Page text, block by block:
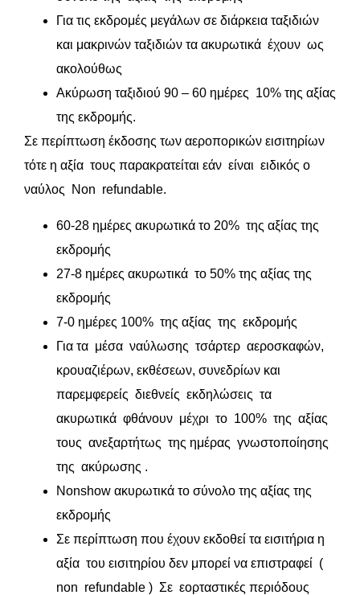
Για τις εκδρομές μεγάλων σε διάρκεια ταξιδιών
και μακρινών ταξιδιών τα ακυρωτικά έχουν ως
ακολούθως
Ακύρωση ταξιδιού 90 – 60 ημέρες 10% της αξίας
της εκδρομής.
Σε περίπτωση έκδοσης των αεροπορικών εισιτηρίων
τότε η αξία τους παρακρατείται εάν είναι ειδικός ο
ναύλος Non refundable.
60-28 ημέρες ακυρωτικά το 20% της αξίας της
εκδρομής
27-8 ημέρες ακυρωτικά το 50% της αξίας της
εκδρομής
7-0 ημέρες 100% της αξίας της εκδρομής
Για τα μέσα ναύλωσης τσάρτερ αεροσκαφών,
κρουαζιέρων, εκθέσεων, συνεδρίων και
παρεμφερείς διεθνείς εκδηλώσεις τα
ακυρωτικά φθάνουν μέχρι το 100% της αξίας
τους ανεξαρτήτως της ημέρας γνωστοποίησης
της ακύρωσης .
Nonshow ακυρωτικά το σύνολο της αξίας της
εκδρομής
Σε περίπτωση που έχουν εκδοθεί τα εισιτήρια η
αξία του εισιτηρίου δεν μπορεί να επιστραφεί (
non refundable ) Σε εορταστικές περιόδους